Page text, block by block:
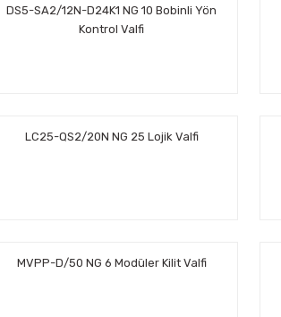
DS5-SA2/12N-D24K1 NG 10 Bobinli Yön
Kontrol Valfi
LC25-QS2/20N NG 25 Lojik Valfi
MVPP-D/50 NG 6 Modüler Kilit Valfi